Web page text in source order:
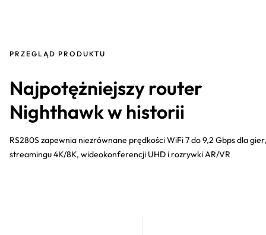
PRZEGLĄD PRODUKTU
Najpotężniejszy router
Nighthawk w historii
RS280S zapewnia niezrównane prędkości WiFi 7 do 9,2 Gbps dla gier,
streamingu 4K/8K, wideokonferencji UHD i rozrywki AR/VR